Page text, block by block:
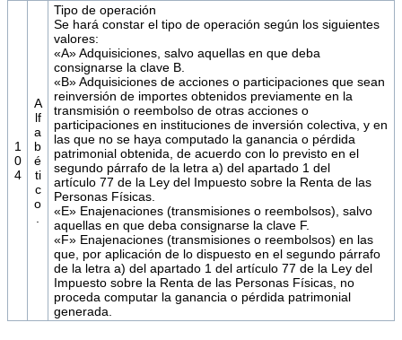
1
0
4
A
lf
a
b
é
ti
c
o
Tipo de operación
Se hará constar el tipo de operación según los siguientes
valores:
«A» Adquisiciones, salvo aquellas en que deba
consignarse la clave B.
«B» Adquisiciones de acciones o participaciones que sean
reinversión de importes obtenidos previamente en la
transmisión o reembolso de otras acciones o
participaciones en instituciones de inversión colectiva, y en
las que no se haya computado la ganancia o pérdida
patrimonial obtenida, de acuerdo con lo previsto en el
segundo párrafo de la letra a) del apartado 1 del
artículo 77 de la Ley del Impuesto sobre la Renta de las
Personas Físicas.
«E» Enajenaciones (transmisiones o reembolsos), salvo
aquellas en que deba consignarse la clave F.
«F» Enajenaciones (transmisiones o reembolsos) en las
que, por aplicación de lo dispuesto en el segundo párrafo
de la letra a) del apartado 1 del artículo 77 de la Ley del
Impuesto sobre la Renta de las Personas Físicas, no
proceda computar la ganancia o pérdida patrimonial
generada.